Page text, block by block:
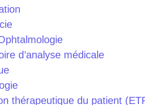
d’analyse médicale
thérapeutique du patient